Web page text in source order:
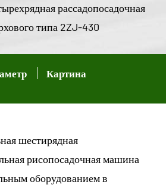
рассадопосадочная
типа 2ZJ-430
Картина
шестирядная
рисопосадочная машина
оборудованием в